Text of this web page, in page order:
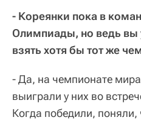
- Кореянки пока в
Олимпиады, но ведь вы
взять хотя бы тот же
- Да, на чемпионате
выиграли у них во
Когда победили,